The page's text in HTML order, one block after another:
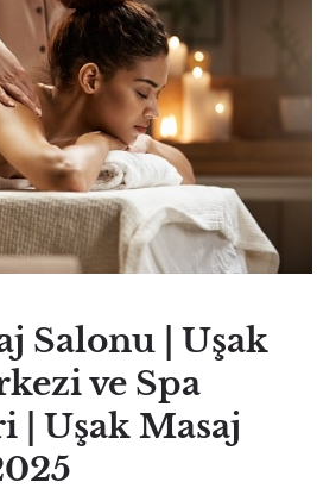
Salonu | Uşak
ve Spa
| Uşak Masaj